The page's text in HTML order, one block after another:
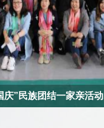
党日活动